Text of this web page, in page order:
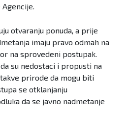
otvaranju ponuda, a prije
imaju pravo odmah na
na sprovedeni postupak.
su nedostaci i propusti na
prirode da mogu biti
se otklanjanju
da se javno nadmetanje